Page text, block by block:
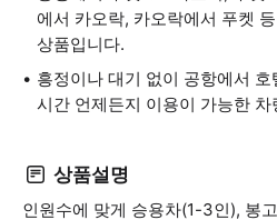
에서 카오락, 카오락에서 푸켓
상품입니다.
흥정이나 대기 없이 공항에서
시간 언제든지 이용이 가능한
상품설명
인원수에 맞게 승용차(1-3인), 봉